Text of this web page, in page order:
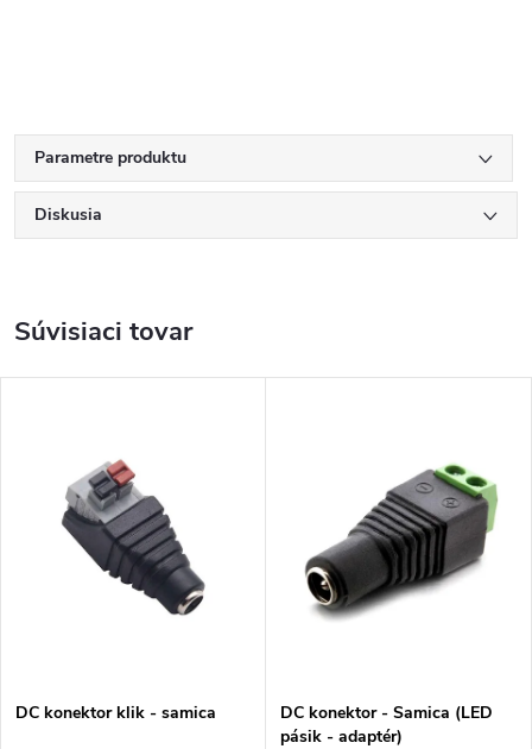
Parametre produktu
Diskusia
Súvisiaci tovar
DC konektor klik - samica
DC konektor - Samica (LED
pásik - adaptér)